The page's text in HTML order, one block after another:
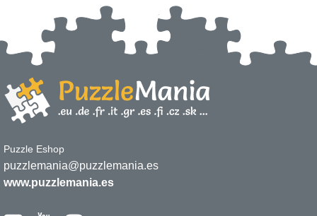
Puzzle Eshop
puzzlemania@puzzlemania.es
www.puzzlemania.es